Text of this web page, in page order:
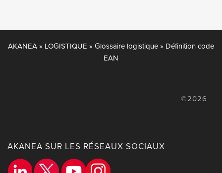
AKANEA» LOGISTIQUE » Glossaire logistique» Définition code
EAN
©2026
AKANEA SUR LES RÉSEAUX SOCIAUX